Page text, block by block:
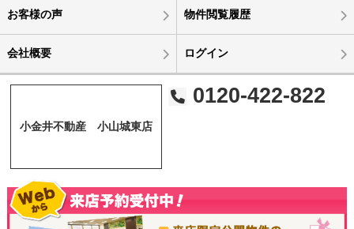
お客様の声 物件閲覧履歴
会社概要 ログイン
小金井不動産 小山城東店
0120-422-822